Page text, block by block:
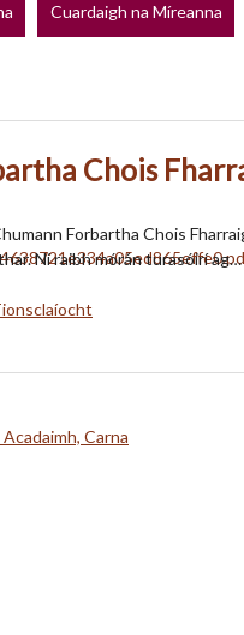
Cuardaigh na Míreanna
Chois
Forbartha Chois
Ní raibh mórán turasóirí ag…
Carna